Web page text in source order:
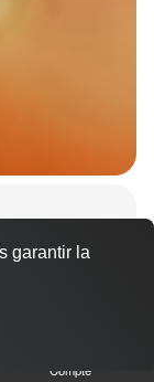
Compte
garantir la